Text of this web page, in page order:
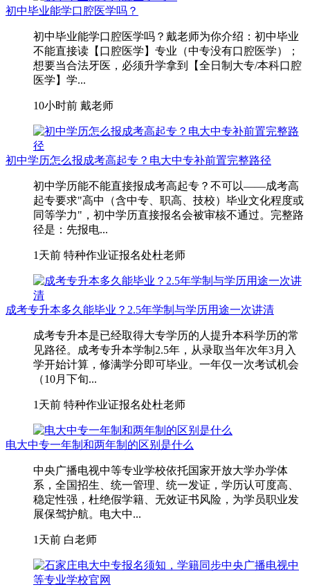
初中毕业能学口腔医学吗？
初中毕业能学口腔医学吗？戴老师为你介绍：初中毕业
不能直接读【口腔医学】专业（中专没有口腔医学）；
想要当合法牙医，必须升学拿到【全日制大专/本科口腔
医学】学...
10小时前 戴老师
初中学历怎么报成考高起专？电大中专补前置完整路径
初中学历能不能直接报成考高起专？不可以——成考高
起专要求"高中（含中专、职高、技校）毕业文化程度或
同等学力"，初中学历直接报名会被审核不通过。完整路
径是：先报电...
1天前 特种作业证报名处杜老师
成考专升本多久能毕业？2.5年学制与学历用途一次讲清
成考专升本是已经取得大专学历的人提升本科学历的常
见路径。成考专升本学制2.5年，从录取当年次年3月入
学开始计算，修满学分即可毕业。一年仅一次考试机会
（10月下旬...
1天前 特种作业证报名处杜老师
电大中专一年制和两年制的区别是什么
中央广播电视中等专业学校依托国家开放大学办学体
系，全国招生、统一管理、统一发证，学历认可度高、
稳定性强，杜绝假学籍、无效证书风险，为学员职业发
展保驾护航。电大中...
1天前 白老师